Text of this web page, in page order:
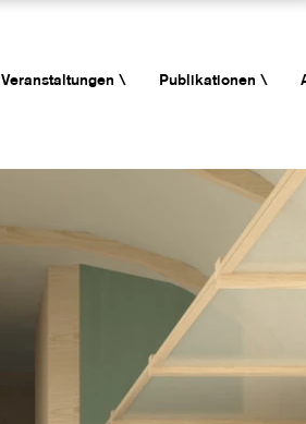
Veranstaltungen \ Publikationen \